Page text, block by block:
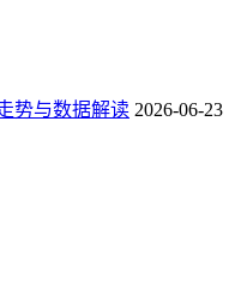
势与数据解读 2026-06-23